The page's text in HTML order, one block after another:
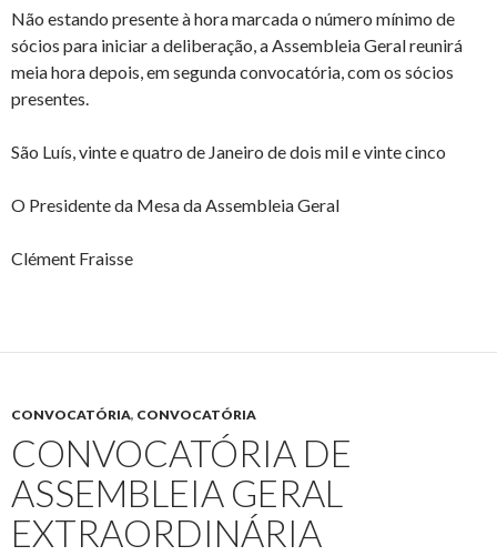
Não estando presente à hora marcada o número mínimo de
sócios para iniciar a deliberação, a Assembleia Geral reunirá
meia hora depois, em segunda convocatória, com os sócios
presentes.
São Luís, vinte e quatro de Janeiro de dois mil e vinte cinco
O Presidente da Mesa da Assembleia Geral
Clément Fraisse
CONVOCATÓRIA, CONVOCATÓRIA
CONVOCATÓRIA DE
ASSEMBLEIA GERAL
EXTRAORDINÁRIA